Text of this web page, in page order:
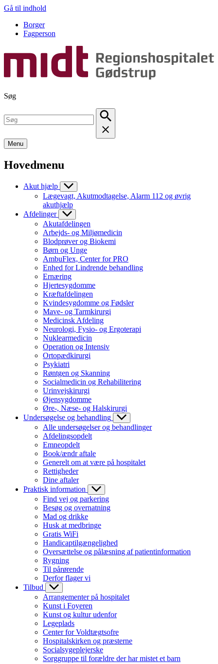
Gå til indhold
Borger
Fagperson
Søg
Menu
Hovedmenu
Akut hjælp
Lægevagt, Akutmodtagelse, Alarm 112 og øvrig
akuthjælp
Afdelinger
Akutafdelingen
Arbejds- og Miljømedicin
Blodprøver og Biokemi
Børn og Unge
AmbuFlex, Center for PRO
Enhed for Lindrende behandling
Ernæring
Hjertesygdomme
Kræftafdelingen
Kvindesygdomme og Fødsler
Mave- og Tarmkirurgi
Medicinsk Afdeling
Neurologi, Fysio- og Ergoterapi
Nuklearmedicin
Operation og Intensiv
Ortopædkirurgi
Psykiatri
Røntgen og Skanning
Socialmedicin og Rehabilitering
Urinvejskirurgi
Øjensygdomme
Øre-, Næse- og Halskirurgi
Undersøgelse og behandling
Alle undersøgelser og behandlinger
Afdelingsopdelt
Emneopdelt
Book/ændr aftale
Generelt om at være på hospitalet
Rettigheder
Dine aftaler
Praktisk information
Find vej og parkering
Besøg og overnatning
Mad og drikke
Husk at medbringe
Gratis WiFi
Handicaptilgængelighed
Oversættelse og pålæsning af patientinformation
Rygning
Til pårørende
Derfor flager vi
Tilbud
Arrangementer på hospitalet
Kunst i Foyeren
Kunst og kultur udenfor
Legeplads
Center for Voldtægtsofre
Hospitalskirken og præsterne
Socialsygeplejerske
Sorggruppe til forældre der har mistet et barn